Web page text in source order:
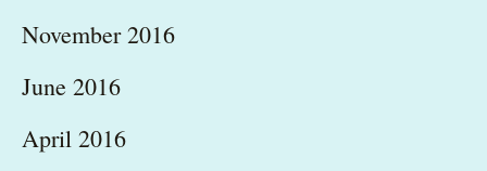
November 2016
June 2016
April 2016